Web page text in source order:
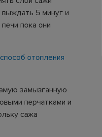
выждать 5 минут и
пока они
отопления
замызганную
перчатками и
сажа